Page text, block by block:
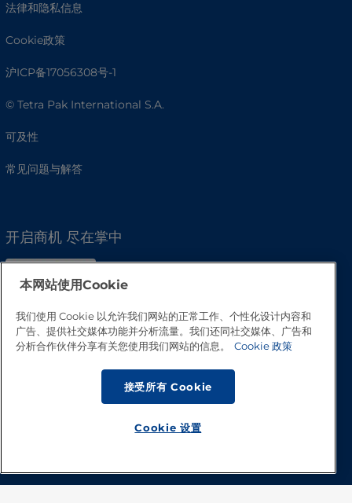
法律和隐私信息
Cookie政策
沪ICP备17056308号-1
© Tetra Pak International S.A.
可及性
常见问题与解答
开启商机 尽在掌中
本网站使用Cookie
我们使用 Cookie 以允许我们网站的正常工作、个性化设计内容和
广告、提供社交媒体功能并分析流量。我们还同社交媒体、广告和
分析合作伙伴分享有关您使用我们网站的信息。
Cookie 政策
接受所有 Cookie
Cookie 设置